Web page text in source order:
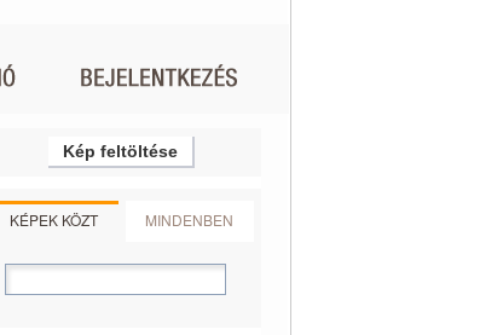
Kép feltöltése
KÉPEK KÖZT MINDENBEN